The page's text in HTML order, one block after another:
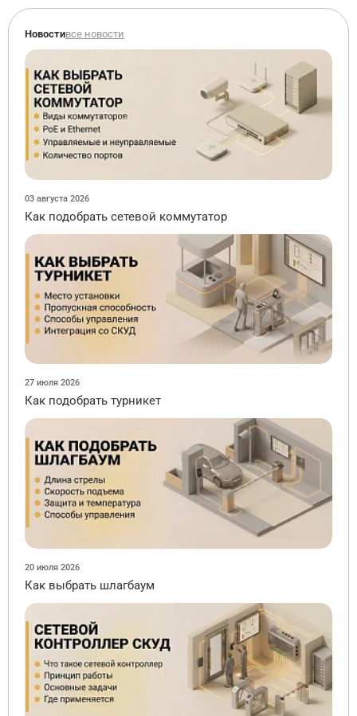
Новостивсе новости
03 августа 2026
Как подобрать сетевой коммутатор
27 июля 2026
Как подобрать турникет
20 июля 2026
Как выбрать шлагбаум